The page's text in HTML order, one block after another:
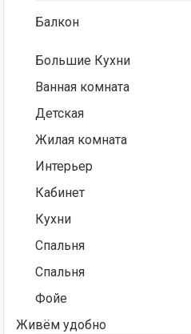
Балкон
Большие Кухни
Ванная комната
Детская
Жилая комната
Интерьер
Кабинет
Кухни
Спальня
Спальня
Фойе
Живём удобно